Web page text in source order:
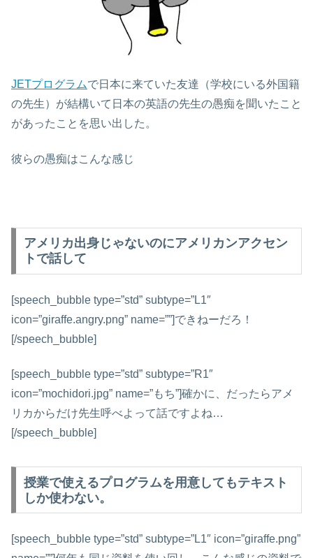
JETプログラムで日本に来ていた友達（学校にいる外国籍
の先生）が結構いて日本の英語の先生の愚痴を聞いたこと
があったことを思い出した。
彼らの愚痴はこんな感じ
アメリカ出身じゃないのにアメリカンアクセン
トで話して
[speech_bubble type=”std” subtype=”L1″
icon=”giraffe.angry.png” name=””]できねーだろ！
[/speech_bubble]
[speech_bubble type=”std” subtype=”R1″
icon=”mochidori.jpg” name=”もち”]確かに、だったらアメ
リカからだけ先生呼べよって話ですよね…
[/speech_bubble]
授業で使えるプログラムを用意してもテキスト
しか使わない。
[speech_bubble type=”std” subtype=”L1″ icon=”giraffe.png”